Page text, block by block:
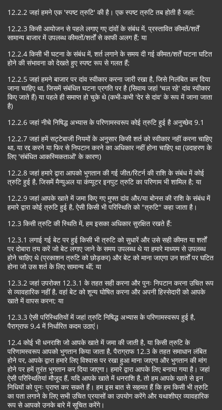
12.2.2 जहां हमने एक 'स्पष्ट त्रुटि' की है। एक स्पष्ट त्रुटि तब होती है जहां:
12.2.3 किसी आयोजन से पहले लगाए गए दांवों के संबंध में, प्रस्तावित कीमतें/शर्तें
सामान्य बाजार में उपलब्ध कीमतों/शर्तों से काफी अलग हैं; या
12.2.4 किसी भी घटना के संबंध में, शर्त लगाने के समय दी गई कीमत/शर्तें घटना घटित
होने की संभावना को देखते हुए स्पष्ट रूप से गलत हैं;
12.2.5 जहां हमने बाजार पर दांव स्वीकार करना जारी रखा है, जिसे निलंबित कर दिया
जाना चाहिए था, जिसमें संबंधित घटना प्रगति पर है (सिवाय जहां 'चल रहे' दांव स्वीकार
किए जाते हैं) या पहले ही समाप्त हो चुके थे (कभी-कभी 'देर से दांव' के रूप में जाना जाता
है)
12.2.6 जहां नीचे निषिद्ध अभ्यास के परिणामस्वरूप कोई त्रुटि हुई है अनुच्छेद 9.1
12.2.7 जहां हमें सट्टेबाजी नियमों के अनुसार किसी शर्त को स्वीकार नहीं करना चाहिए
था, या रद्द करने या फिर से निपटान करने का अधिकार नहीं होना चाहिए था (उदाहरण के
लिए 'संबंधित आकस्मिकताओं' के कारण)
12.2.8 जहां हमारे द्वारा आपको भुगतान की गई जीत/रिटर्न की राशि के संबंध में कोई
त्रुटि हुई है, जिसमें मैन्युअल या कंप्यूटर इनपुट त्रुटि का परिणाम भी शामिल है; या
12.2.9 जहां आपके खाते में जमा किए गए मुफ्त दांव और/या बोनस की राशि के संबंध में
हमारे द्वारा कोई त्रुटि हुई है, ऐसी किसी भी परिस्थिति को "त्रुटि" कहा जाता है।
12.3 किसी त्रुटि की स्थिति में, हम इसका अधिकार सुरक्षित रखते हैं:
12.3.1 लगाई गई बेट पर हुई किसी भी त्रुटि को सुधारें और उसे सही कीमत या शर्तों
पर दोबारा तय करें जो बेट लगाए जाने के समय उपलब्ध थे या हमारे माध्यम से उपलब्ध
होने चाहिए थे (प्रकाशन त्रुटि को छोड़कर) और बेट को माना जाएगा उन शर्तों पर घटित
होना जो उस शर्त के लिए सामान्य थीं; या
12.3.2 जहां उपरोक्त 12.3.1 के तहत सही करना और पुनः निपटान करना उचित रूप
से व्यावहारिक नहीं है, वहां बेट को शून्य घोषित करना और अपनी हिस्सेदारी को आपके
खाते में वापस करना; या
12.3.3 ऐसी परिस्थितियों में जहां त्रुटि निषिद्ध अभ्यास के परिणामस्वरूप हुई है,
पैराग्राफ 9.4 में निर्धारित कदम उठाएं।
12.4 कोई भी धनराशि जो आपके खाते में जमा की जाती है, या किसी त्रुटि के
परिणामस्वरूप आपको भुगतान किया जाता है, पैराग्राफ 12.3 के तहत समाधान लंबित
होने पर, आपके द्वारा हमारे लिए विश्वास पर रखा हुआ माना जाएगा और भुगतान की मांग
होने पर हमें तुरंत भुगतान कर दिया जाएगा। हमारे द्वारा आपके लिए बनाया गया है। जहां
ऐसी परिस्थितियां मौजूद हैं, यदि आपके खाते में धनराशि है, तो हम आपके खाते से इन
निधियों को पुनः प्राप्त कर सकते हैं। हम इस बात से सहमत हैं कि हम किसी भी त्रुटि
का पता लगाने के लिए सभी उचित प्रयासों का उपयोग करेंगे और यथाशीघ्र व्यावहारिक
रूप से आपको उनके बारे में सूचित करेंगे।